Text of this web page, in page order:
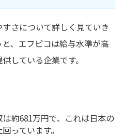
さについて詳しく見ていき
、エフピコは給与水準が高
している企業です。
約681万円で、これは日本の
っています。